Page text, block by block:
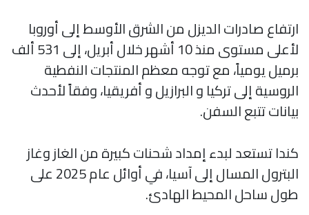
ارتفاع صادرات الديزل من الشرق الأوسط إلى أوروبا
لأعلى مستوى منذ 10 أشهر خلال أبريل، إلى 531 ألف
برميل يومياً، مع توجه معظم المنتجات النفطية
الروسية إلى تركيا و البرازيل و أفريقيا، وفقاً لأحدث
بيانات تتبع السفن.
كندا تستعد لبدء إمداد شحنات كبيرة من الغاز وغاز
البترول المسال إلى آسيا، في أوائل عام 2025 على
طول ساحل المحيط الهادئ.